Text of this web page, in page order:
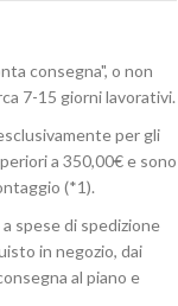
consegna", o non
7-15 giorni lavorativi.
per gli
a 350,00€ e sono
(*1).
spese di spedizione
in negozio, dai
al piano e